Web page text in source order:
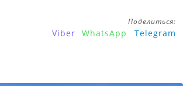
Поделиться:
Viber WhatsApp Telegram